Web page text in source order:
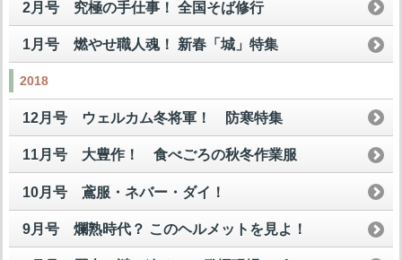
2月号 究極の手仕事！ 全国そば修行
1月号 燃やせ職人魂！ 新春「城」特集
2018
12月号 ウェルカム冬将軍！ 防寒特集
11月号 大豊作！ 食べごろの秋冬作業服
10月号 鳶服・ネバー・ダイ！
9月号 爛熟時代？ このヘルメットを見よ！